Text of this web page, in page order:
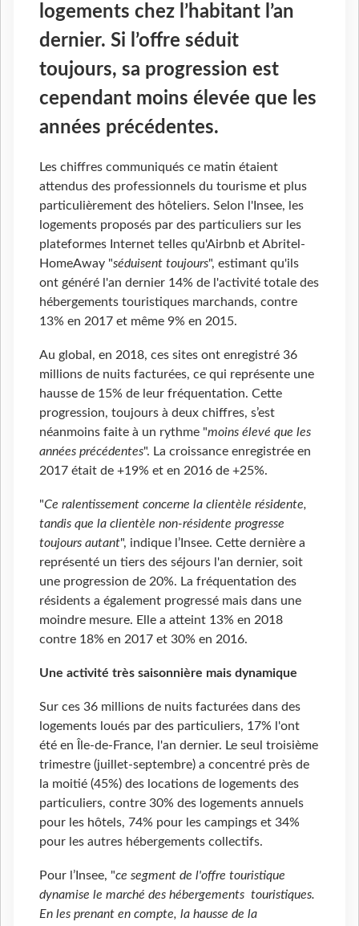
logements chez l’habitant l’an
dernier. Si l’offre séduit
toujours, sa progression est
cependant moins élevée que les
années précédentes.
Les chiffres communiqués ce matin étaient
attendus des professionnels du tourisme et plus
particulièrement des hôteliers. Selon l'Insee, les
logements proposés par des particuliers sur les
plateformes Internet telles qu'Airbnb et Abritel-
HomeAway "séduisent toujours", estimant qu'ils
ont généré l'an dernier 14% de l'activité totale des
hébergements touristiques marchands, contre
13% en 2017 et même 9% en 2015.
Au global, en 2018, ces sites ont enregistré 36
millions de nuits facturées, ce qui représente une
hausse de 15% de leur fréquentation. Cette
progression, toujours à deux chiffres, s’est
néanmoins faite à un rythme "moins élevé que les
années précédentes". La croissance enregistrée en
2017 était de +19% et en 2016 de +25%.
"Ce ralentissement concerne la clientèle résidente,
tandis que la clientèle non-résidente progresse
toujours autant", indique l’Insee. Cette dernière a
représenté un tiers des séjours l'an dernier, soit
une progression de 20%. La fréquentation des
résidents a également progressé mais dans une
moindre mesure. Elle a atteint 13% en 2018
contre 18% en 2017 et 30% en 2016.
Une activité très saisonnière mais dynamique
Sur ces 36 millions de nuits facturées dans des
logements loués par des particuliers, 17% l'ont
été en Île-de-France, l'an dernier. Le seul troisième
trimestre (juillet-septembre) a concentré près de
la moitié (45%) des locations de logements des
particuliers, contre 30% des logements annuels
pour les hôtels, 74% pour les campings et 34%
pour les autres hébergements collectifs.
Pour l’Insee, "ce segment de l'offre touristique
dynamise le marché des hébergements touristiques.
En les prenant en compte, la hausse de la